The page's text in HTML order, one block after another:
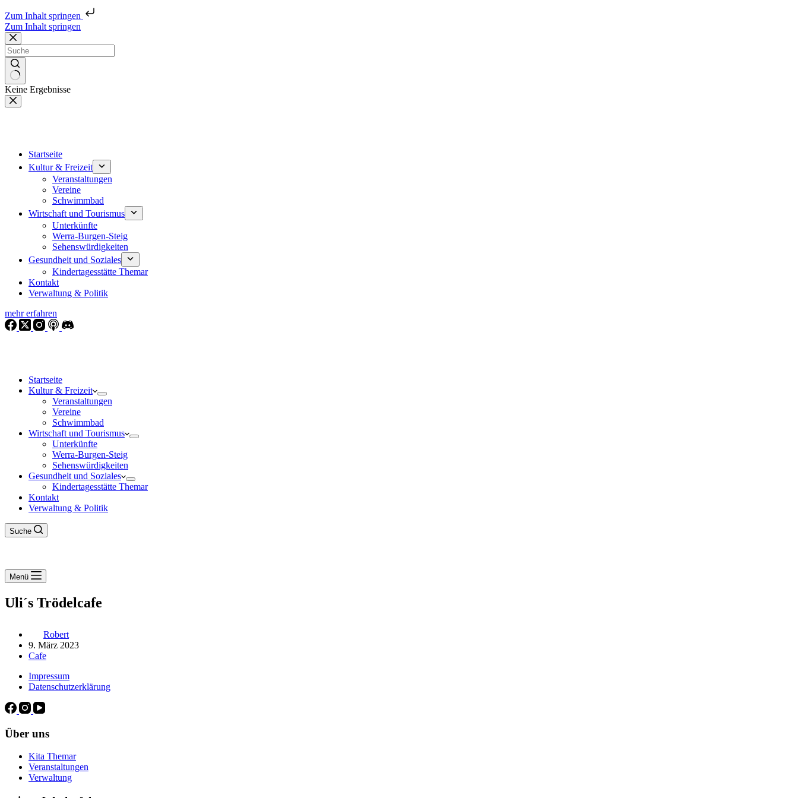
Zum Inhalt springen
Zum Inhalt springen
Keine Ergebnisse
Startseite
Kultur & Freizeit
Veranstaltungen
Vereine
Schwimmbad
Wirtschaft und Tourismus
Unterkünfte
Werra-Burgen-Steig
Sehenswürdigkeiten
Gesundheit und Soziales
Kindertagesstätte Themar
Kontakt
Verwaltung & Politik
mehr erfahren
Startseite
Kultur & Freizeit
Veranstaltungen
Vereine
Schwimmbad
Wirtschaft und Tourismus
Unterkünfte
Werra-Burgen-Steig
Sehenswürdigkeiten
Gesundheit und Soziales
Kindertagesstätte Themar
Kontakt
Verwaltung & Politik
Suche
Menü
Uli´s Trödelcafe
Robert
9. März 2023
Cafe
Impressum
Datenschutzerklärung
Über uns
Kita Themar
Veranstaltungen
Verwaltung